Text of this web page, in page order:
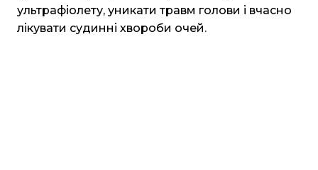
ультрафіолету, уникати травм голови і вчасно
лікувати судинні хвороби очей.